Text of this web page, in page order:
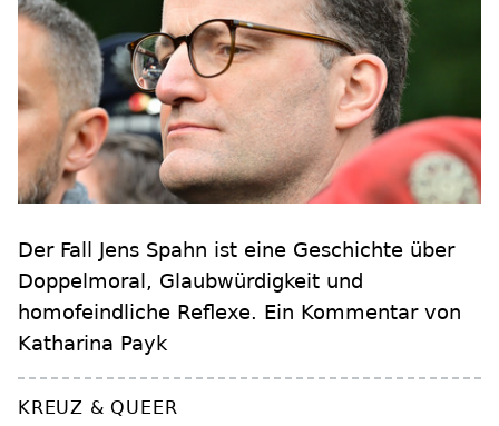
Der Fall Jens Spahn ist eine Geschichte über
Doppelmoral, Glaubwürdigkeit und
homofeindliche Reflexe. Ein Kommentar von
Katharina Payk
KREUZ & QUEER